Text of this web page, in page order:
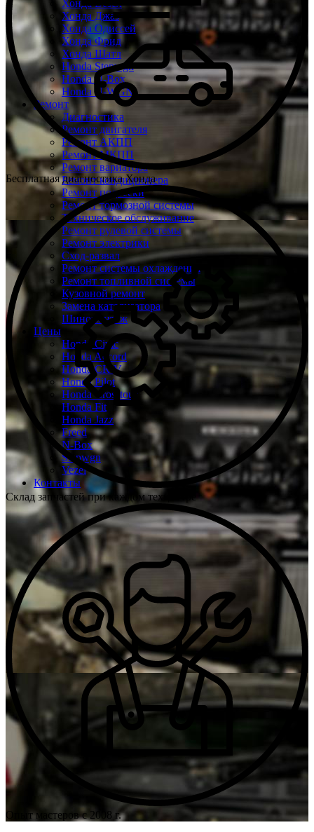
Хонда Везел
Хонда Джаз
Хонда Одиссей
Хонда Фрид
Хонда Шатл
Honda Stepwgn
Honda N-Box
Honda N-WGN
Ремонт
Диагностика
Ремонт двигателя
Ремонт АКПП
Ремонт МКПП
Ремонт вариатора
Ремонт кондиционера
Ремонт подвески
Ремонт тормозной системы
Техническое обслуживание
Ремонт рулевой системы
Ремонт электрики
Сход-развал
Ремонт системы охлаждения
Ремонт топливной системы
Кузовной ремонт
Замена катализатора
Шиномонтаж
Цены
Honda Civic
Honda Accord
Honda CR-V
Honda Pilot
Honda Crosstour
Honda Fit
Honda Jazz
Freed
N-Box
Stepwgn
Vezel
Контакты
Бесплатная диагностика Хонда
Склад запчастей при каждом техцентре
Опыт мастеров с 2008 г.